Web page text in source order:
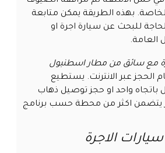
بهذه الطريقة يمكن متابعة
للبحث عن سيارة اجرة او
العامة.
مع سائق من مطار اسطنبول
الحجز عبر الانترنت. يستطيع
باتجاه واحد او حجز توصيل ذهاب
يتضمن اكثر من محطة حسب برنامج
الاجرة